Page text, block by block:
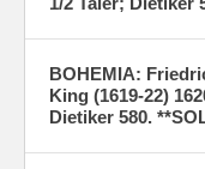
BOHEMIA:
King (1619-22)
Dietiker 580.